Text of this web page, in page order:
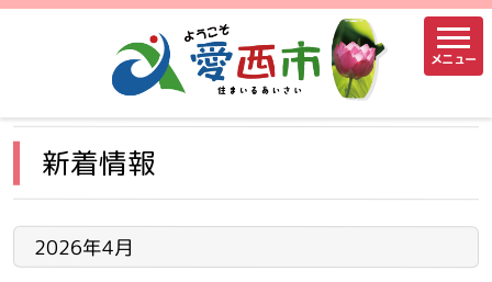
メニュー
新着情報
2026年4月